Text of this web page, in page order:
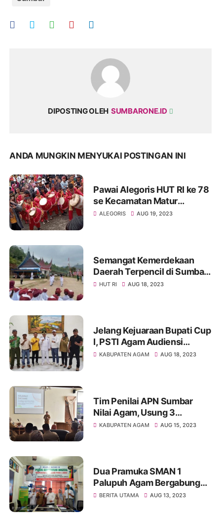
DIPOSTING OLEH SUMBARONE.ID
ANDA MUNGKIN MENYUKAI POSTINGAN INI
Pawai Alegoris HUT RI ke 78
se Kecamatan Matur
Kabupaten Agam
ALEGORIS AUG 19, 2023
Semangat Kemerdekaan
Daerah Terpencil di Sumbar,
Pagadih Laksanakan
HUT RI AUG 18, 2023
Jelang Kejuaraan Bupati Cup
I, PSTI Agam Audiensi
Dengan Bupati Agam
KABUPATEN AGAM AUG 18, 2023
Tim Penilai APN Sumbar
Nilai Agam, Usung 3
Kategori Lomba Ketahanan
KABUPATEN AGAM AUG 15, 2023
Dua Pramuka SMAN 1
Palupuh Agam Bergabung
Kontingen Kwarcab Agam
BERITA UTAMA AUG 13, 2023